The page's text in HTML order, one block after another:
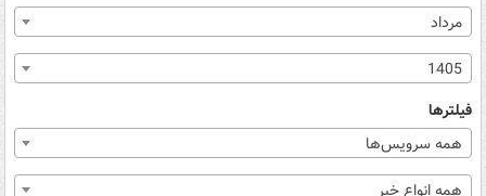
مرداد
1405
فیلترها
همه سرویس‌ها
همه انواع خبر